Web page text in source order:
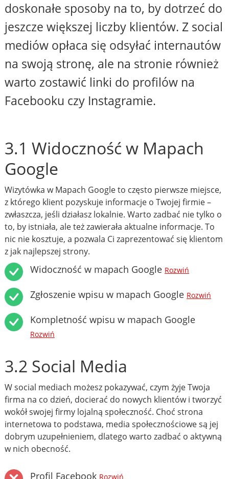
doskonałe sposoby na to, by dotrzeć do
jeszcze większej liczby klientów. Z social
mediów opłaca się odsyłać internautów
na swoją stronę, ale na stronie również
warto zostawić linki do profilów na
Facebooku czy Instagramie.
3.1 Widoczność w Mapach
Google
Wizytówka w Mapach Google to często pierwsze miejsce,
z którego klient pozyskuje informacje o Twojej firmie –
zwłaszcza, jeśli działasz lokalnie. Warto zadbać nie tylko o
to, by istniała, ale też zawierała aktualne informacje. To
nic nie kosztuje, a pozwala Ci zaprezentować się klientom
z jak najlepszej strony.
Widoczność w mapach Google Rozwiń
Zgłoszenie wpisu w mapach Google Rozwiń
Kompletność wpisu w mapach Google
Rozwiń
3.2 Social Media
W social mediach możesz pokazywać, czym żyje Twoja
firma na co dzień, docierać do nowych klientów i tworzyć
wokół swojej firmy lojalną społeczność. Choć strona
internetowa to podstawa, media społecznościowe są jej
dobrym uzupełnieniem, dlatego warto zadbać o aktywną
w nich obecność.
Profil Facebook